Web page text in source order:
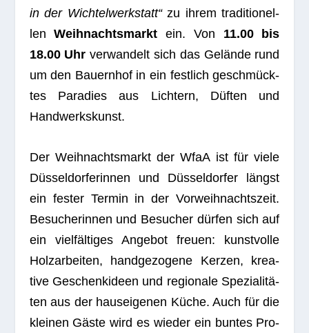
in der Wich­tel­werk­statt“zu ihrem tra­di­tio­nel­
lenWeih­nachts­markt ein. Von 11.00 bis
18.00 Uhr ver­wan­delt sich das Gelände rund
um den Bau­ern­hof in ein fest­lich geschmück­
tes Para­dies aus Lich­tern, Düf­ten und
Handwerkskunst.
Der Weih­nachts­markt der WfaA ist für viele
Düs­sel­dor­fe­rin­nen und Düs­sel­dor­fer längst
ein fes­ter Ter­min in der Vor­weih­nachts­zeit.
Besu­che­rin­nen und Besu­cher dür­fen sich auf
ein viel­fäl­ti­ges Ange­bot freuen: kunst­volle
Holz­ar­bei­ten, hand­ge­zo­gene Ker­zen, krea­
tive Geschenk­ideen und regio­nale Spe­zia­li­tä­
ten aus der haus­ei­ge­nen Küche. Auch für die
klei­nen Gäste wird es wie­der ein bun­tes Pro­